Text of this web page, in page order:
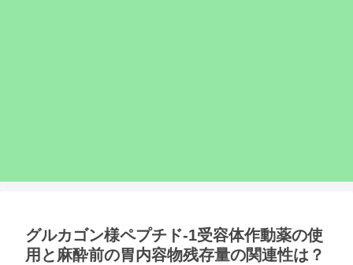
グルカゴン様ペプチド-1受容体作動薬の使
用と麻酔前の胃内容物残存量の関連性は？